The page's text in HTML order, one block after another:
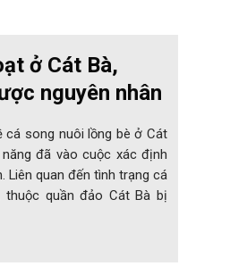
ở Cát Bà,
nguyên nhân
cá song nuôi lồng bè ở Cát
đã vào cuộc xác định
Liên quan đến tình trạng cá
quần đảo Cát Bà bị